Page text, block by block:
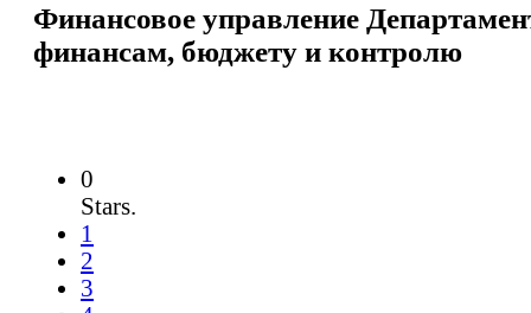
Финансовое управление
финансам, бюджету и контролю
0
Stars.
1
2
3